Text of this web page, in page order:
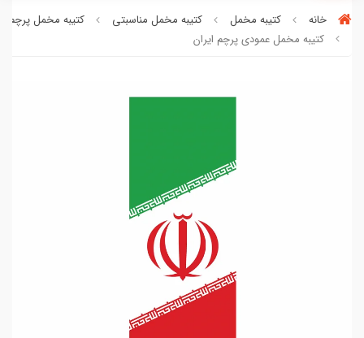
خانه کتیبه مخمل کتیبه مخمل مناسبتی
کتیبه مخمل پرچم
کتیبه مخمل عمودی پرچم ایران